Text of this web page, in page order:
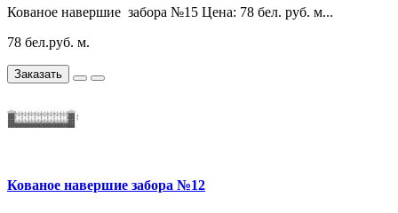
Кованое навершие забора №15 Цена: 78 бел. руб. м...
78 бел.руб. м.
Заказать
Кованое навершие забора №12